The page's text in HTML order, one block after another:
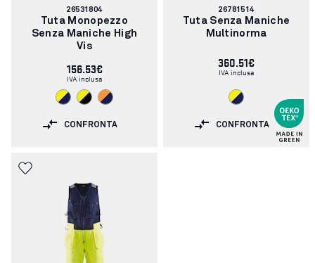
Codice
articolo:
26531804
Tuta Monopezzo
Senza Maniche High
Vis
156.53€
IVA inclusa
CONFRONTA
Codice
articolo:
26781514
Tuta Senza Maniche
Multinorma
360.51€
IVA inclusa
CONFRONTA